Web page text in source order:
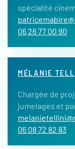
spécialité
06 26 77 00 90
MÉLANIE
Chargée de
jumelages et
06 08 72 82 83